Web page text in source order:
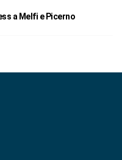
a Melfi e Picerno